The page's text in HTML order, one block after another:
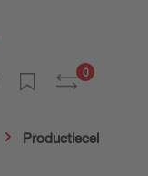
0
Productiecel